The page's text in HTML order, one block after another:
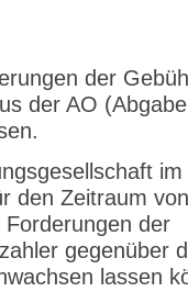
der
der AO
den Zeitraum
der
gegenüber
lassen